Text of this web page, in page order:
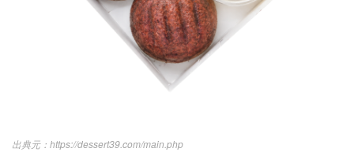
https://dessert39.com/main.php